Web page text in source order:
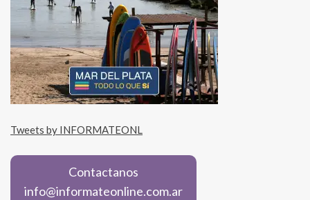
Tweets by INFORMATEONL
Contactanos
info@informateonline.com.ar